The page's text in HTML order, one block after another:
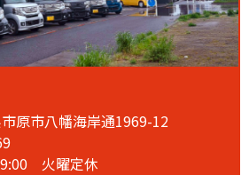
】
原市八幡海岸通1969-12
火曜定休